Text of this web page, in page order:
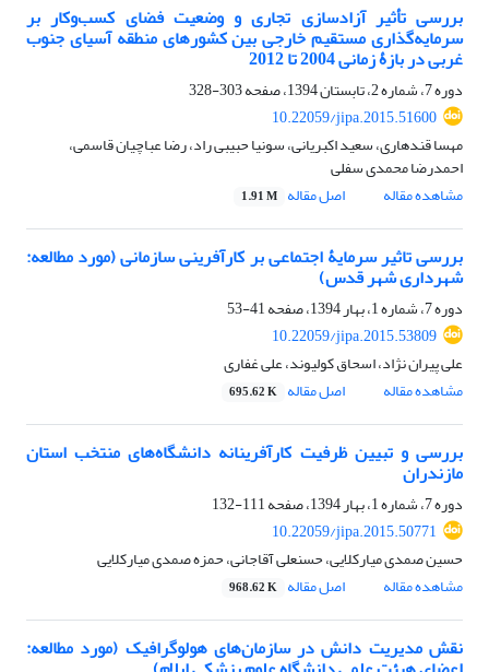
بررسی تأثیر آزادسازی تجاری و وضعیت فضای کسب‌و‌کار بر
سرمایه‌گذاری مستقیم خارجی بین کشورهای منطقه آسیای جنوب
غربی در بازۀ زمانی 2004 تا 2012
دوره 7، شماره 2، تابستان 1394، صفحه
303-328
10.22059/jipa.2015.51600
مهسا قندهاری، سعید اکبریانی، سونیا حبیبی راد، رضا عباچیان قاسمی،
احمدرضا محمدی سفلی
مشاهده مقاله
اصل مقاله 1.91 M
بررسی تاثیر سرمایۀ اجتماعی بر کارآفرینی سازمانی (مورد مطالعه:
شهرداری شهر قدس)
دوره 7، شماره 1، بهار 1394، صفحه
41-53
10.22059/jipa.2015.53809
علی پیران نژاد، اسحاق کولیوند، علی غفاری
مشاهده مقاله
اصل مقاله 695.62 K
بررسی و تبیین ظرفیت کارآفرینانه دانشگاه‌های منتخب استان
مازندران
دوره 7، شماره 1، بهار 1394، صفحه
111-132
10.22059/jipa.2015.50771
حسین صمدی میارکلایی، حسنعلی آقاجانی، حمزه صمدی میارکلایی
مشاهده مقاله
اصل مقاله 968.62 K
نقش مدیریت دانش در سازمان‌های هولوگرافیک (مورد مطالعه: